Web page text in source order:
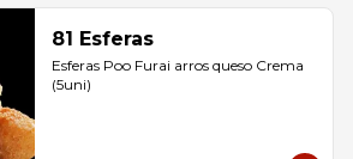
81 Esferas
Esferas Poo Furai arros queso Crema
(5uni)